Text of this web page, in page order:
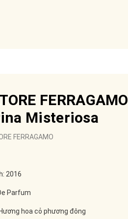
FERRAGAMO
Misteriosa
FERRAGAMO
2016
Parfum
hoa cỏ phương đông